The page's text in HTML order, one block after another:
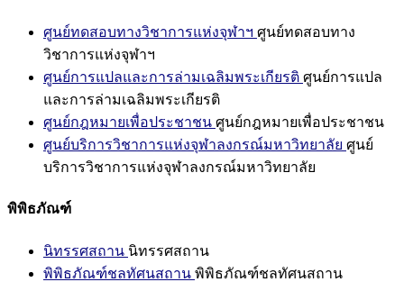
ศูนย์ทดสอบทางวิชาการแห่งจุฬาฯ ศูนย์ทดสอบทาง
วิชาการแห่งจุฬาฯ
ศูนย์การแปลและการล่ามเฉลิมพระเกียรติ ศูนย์การแปล
และการล่ามเฉลิมพระเกียรติ
ศูนย์กฎหมายเพื่อประชาชน ศูนย์กฎหมายเพื่อประชาชน
ศูนย์บริการวิชาการแห่งจุฬาลงกรณ์มหาวิทยาลัย ศูนย์
บริการวิชาการแห่งจุฬาลงกรณ์มหาวิทยาลัย
พิพิธภัณฑ์
นิทรรศสถาน นิทรรศสถาน
พิพิธภัณฑ์ชลทัศนสถาน พิพิธภัณฑ์ชลทัศนสถาน